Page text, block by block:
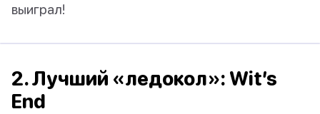
выиграл!
2. Лучший «ледокол»: Wit’s
End